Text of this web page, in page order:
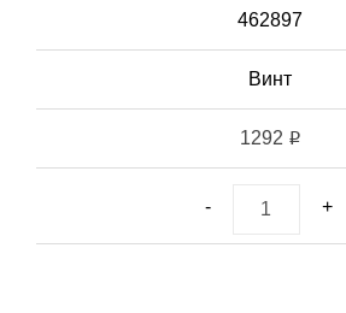
462897
Винт
1292 i
- +